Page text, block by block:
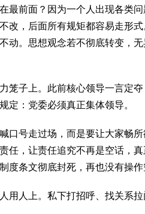
最前面？因为一个人出现各类
改，后面所有规矩都容易走形
动。思想观念若不彻底转变，
笼子上。此前核心领导一言定
定：党委必须真正集体领导。
口号走过场，而是要让大家畅
任，让责任追究不再是空话，
度条文彻底封死，再也没有操作
用人上。私下打招呼、找关系拉